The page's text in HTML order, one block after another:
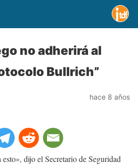
no adherirá al
Bullrich”
hace 8 años
dijo el Secretario de Seguridad